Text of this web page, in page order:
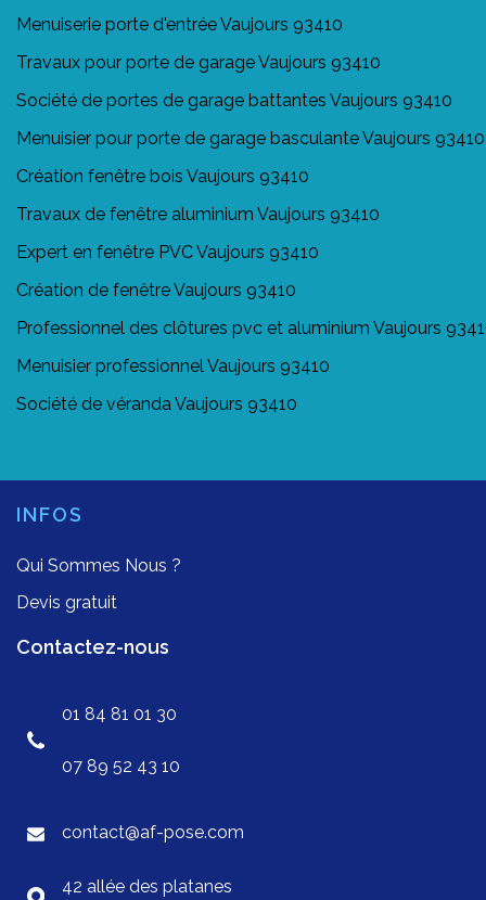
Menuiserie porte d'entrée Vaujours 93410
Travaux pour porte de garage Vaujours 93410
Société de portes de garage battantes Vaujours 93410
Menuisier pour porte de garage basculante Vaujours 93410
Création fenêtre bois Vaujours 93410
Travaux de fenêtre aluminium Vaujours 93410
Expert en fenêtre PVC Vaujours 93410
Création de fenêtre Vaujours 93410
Professionnel des clôtures pvc et aluminium Vaujours
Menuisier professionnel Vaujours 93410
Société de véranda Vaujours 93410
INFOS
Qui Sommes Nous ?
Devis gratuit
Contactez-nous
01 84 81 01 30
07 89 52 43 10
contact@af-pose.com
42 allée des platanes